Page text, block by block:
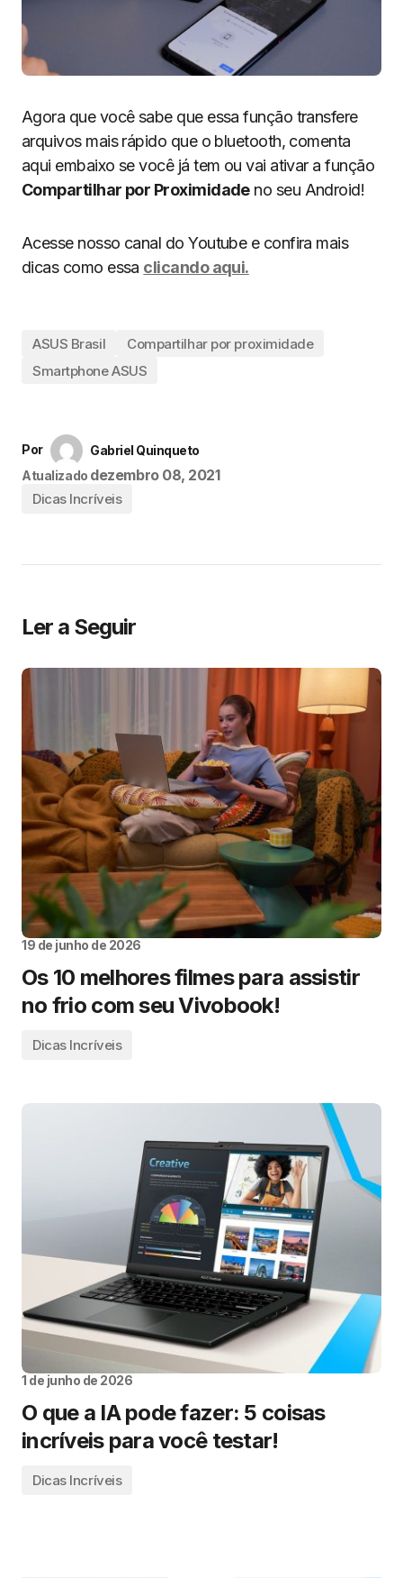
Agora que você sabe que essa função transfere
arquivos mais rápido que o bluetooth, comenta
aqui embaixo se você já tem ou vai ativar a função
Compartilhar por Proximidadeno seu Android!
Acesse nosso canal do Youtube e confira mais
dicas como essa clicando aqui.
ASUS Brasil
Compartilhar por proximidade
Smartphone ASUS
Por
Gabriel Quinqueto
Atualizado dezembro 08, 2021
Dicas Incríveis
Ler a Seguir
19 de junho de 2026
Os 10 melhores filmes para assistir
no frio com seu Vivobook!
Dicas Incríveis
1 de junho de 2026
O que a IA pode fazer: 5 coisas
incríveis para você testar!
Dicas Incríveis